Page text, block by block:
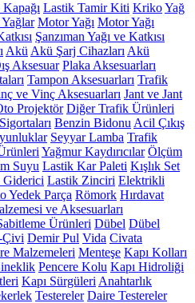
Lastik Tamir Kiti KrikoYağ
Motor Yağı Motor Yağı
Şanzıman Yağı ve Katkısı
Akü Akü Şarj Cihazları Akü
Aksesuar Plaka Aksesuarları
Tampon Aksesuarları Trafik
ve Vinç Aksesuarları Jant ve Jant
Projektör Diğer Trafik Ürünleri
Benzin Bidonu Acil Çıkış
Seyyar Lamba Trafik
Yağmur Kaydırıcılar Ölçüm
Suyu Lastik Kar Paleti Kışlık Set
Giderici Lastik Zinciri Elektrikli
Yedek Parça Römork Hırdavat
ve Aksesuarları
Ürünleri Dübel Dübel
Çivi Demir Pul Vida Civata
Malzemeleri Menteşe Kapı Kolları
Pencere Kolu Kapı Hidroliği
Kapı Sürgüleri Anahtarlık
Testereler Daire Testereler